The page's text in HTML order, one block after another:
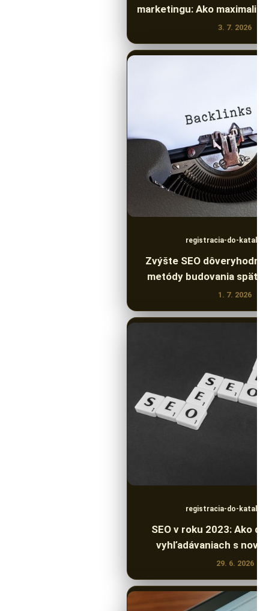
marketingu: Ako
3. 7. 2026
registracia-do-
Zvýšte SEO
metódy budovania
1. 7. 2026
registracia-do-
SEO v roku 2023: Ako
vyhľadávaniach s
29. 6. 2026